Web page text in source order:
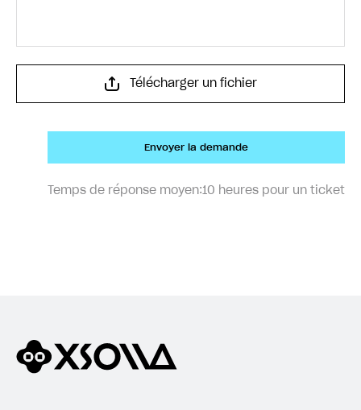
Télécharger un fichier
Envoyer la demande
Temps de réponse moyen:10 heures pour un ticket